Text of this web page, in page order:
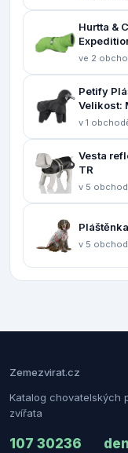
Hurtta &
ve 2
Petify
Velikost:
v 1
Vesta
TR
v 5
v 5
Zemezvirat.cz
Katalog chovatelských
zvířata
107 30236